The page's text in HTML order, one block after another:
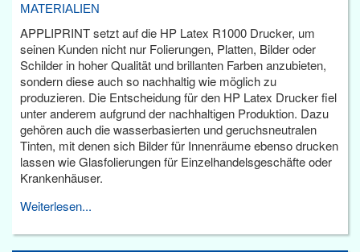
MATERIALIEN
APPLIPRINT setzt auf die HP Latex R1000 Drucker, um
seinen Kunden nicht nur Folierungen, Platten, Bilder oder
Schilder in hoher Qualität und brillanten Farben anzubieten,
sondern diese auch so nachhaltig wie möglich zu
produzieren. Die Entscheidung für den HP Latex Drucker fiel
unter anderem aufgrund der nachhaltigen Produktion. Dazu
gehören auch die wasserbasierten und geruchsneutralen
Tinten, mit denen sich Bilder für Innenräume ebenso drucken
lassen wie Glasfolierungen für Einzelhandelsgeschäfte oder
Krankenhäuser.
Weiterlesen...